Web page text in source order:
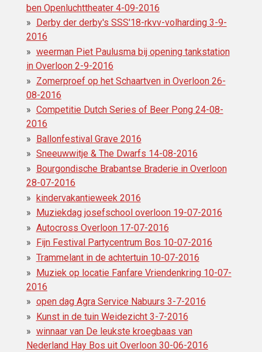
ben Openluchttheater 4-09-2016
Derby der derby's SSS'18-rkvv-volharding 3-9-
2016
weerman Piet Paulusma bij opening tankstation
in Overloon 2-9-2016
Zomerproef op het Schaartven in Overloon 26-
08-2016
Competitie Dutch Series of Beer Pong 24-08-
2016
Ballonfestival Grave 2016
Sneeuwwitje & The Dwarfs 14-08-2016
Bourgondische Brabantse Braderie in Overloon
28-07-2016
kindervakantieweek 2016
Muziekdag josefschool overloon 19-07-2016
Autocross Overloon 17-07-2016
Fijn Festival Partycentrum Bos 10-07-2016
Trammelant in de achtertuin 10-07-2016
Muziek op locatie Fanfare Vriendenkring 10-07-
2016
open dag Agra Service Nabuurs 3-7-2016
Kunst in de tuin Weidezicht 3-7-2016
winnaar van De leukste kroegbaas van
Nederland Hay Bos uit Overloon 30-06-2016